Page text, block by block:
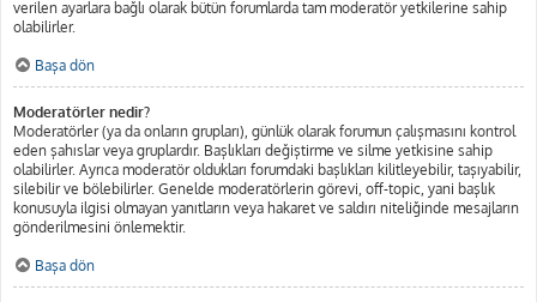
verilen ayarlara bağlı olarak bütün forumlarda tam moderatör yetkilerine sahip
olabilirler.
Başa dön
Moderatörler nedir?
Moderatörler (ya da onların grupları), günlük olarak forumun çalışmasını kontrol
eden şahıslar veya gruplardır. Başlıkları değiştirme ve silme yetkisine sahip
olabilirler. Ayrıca moderatör oldukları forumdaki başlıkları kilitleyebilir, taşıyabilir,
silebilir ve bölebilirler. Genelde moderatörlerin görevi, off-topic, yani başlık
konusuyla ilgisi olmayan yanıtların veya hakaret ve saldırı niteliğinde mesajların
gönderilmesini önlemektir.
Başa dön